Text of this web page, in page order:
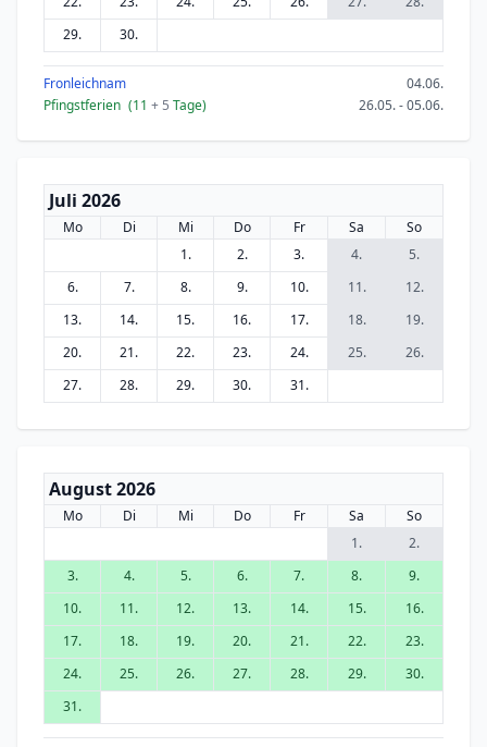
29.
30.
Fronleichnam
04.06.
Pfingstferien (11 + 5 Tage) 26.05. - 05.06.
Juli 2026
Mo Di Mi Do Fr Sa
So
1.
2. 3. 4.
5.
6.
7. 8. 9. 10. 11.
12.
13.
14. 15. 16. 17. 18.
19.
20.
21. 22. 23. 24. 25.
26.
27.
28. 29. 30. 31.
August 2026
Mo Di Mi Do Fr Sa
So
1.
2.
3.
4. 5. 6. 7. 8.
9.
10.
11. 12. 13. 14. 15.
16.
17.
18. 19. 20. 21. 22.
23.
24.
25. 26. 27. 28. 29.
30.
31.